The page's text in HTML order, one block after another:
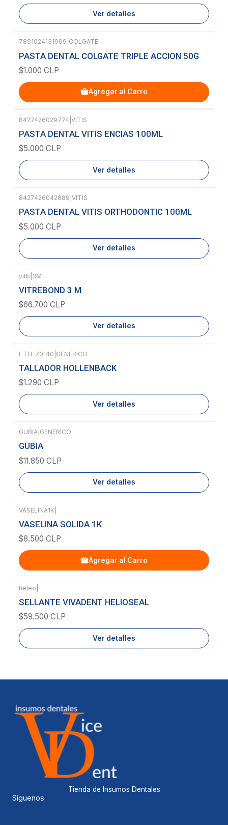
Ver detalles
7891024131909 COLGATE
PASTA DENTAL COLGATE TRIPLE ACCION 50G
$1.000 CLP
Agregar al Carro
Agotado
8427426029774 VITIS
PASTA DENTAL VITIS ENCIAS 100ML
$5.000 CLP
Ver detalles
Agotado
8427426042889 VITIS
PASTA DENTAL VITIS ORTHODONTIC 100ML
$5.000 CLP
Ver detalles
Agotado
vitb 3M
VITREBOND 3 M
$66.700 CLP
Ver detalles
Agotado
I-TH-70140 GENERICO
TALLADOR HOLLENBACK
$1.290 CLP
Ver detalles
Agotado
GUBIA GENERICO
GUBIA
$11.850 CLP
Ver detalles
VASELINA1K
VASELINA SOLIDA 1K
$8.500 CLP
Agregar al Carro
Agotado
heleo
SELLANTE VIVADENT HELIOSEAL
$59.500 CLP
Ver detalles
Tienda de Insumos Dentales
Síguenos